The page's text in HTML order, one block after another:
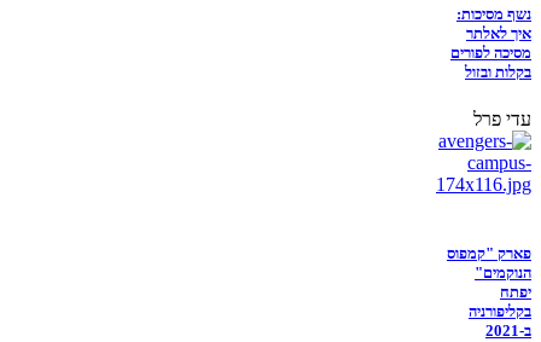
נשף מסיכות:
איך לאלתר
מסיכה לפורים
בקלות ובזול
עדי פרל
פארק "קמפוס
הנוקמים"
יפתח
בקליפורניה
ב-2021